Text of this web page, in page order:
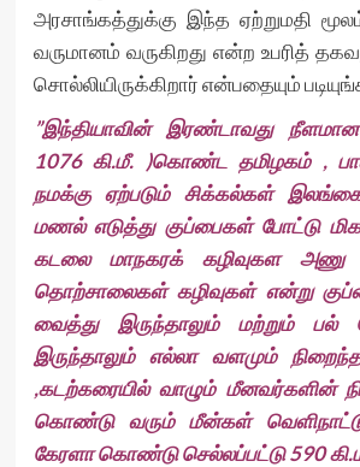
அரசாங்கத்துக்கு இந்த ஏற்றுமதி
வருமானம் வருகிறது என்ற உபரித்
சொல்லியிருக்கிறார் என்பதையும்
”இந்தியாவின் இரண்டாவது
1076 கி.மீ. )கொண்ட தமிழகம் ,
நமக்கு ஏற்படும் சிக்கல்கள்
மணல் எடுத்து குப்பைகள் போட்டு
கடலை மாநகரக் கழிவுகள அணு
தொற்சாலைகள் கழிவுகள் என்று
வைத்து இருந்தாலும் மற்றும் பல்
இருந்தாலும் எல்லா வளமும்
,கடற்கரையில் வாழும் மீனவர்களின்
கொண்டு வரும் மீன்கள் வெளிநாட்டு
கேரளா கொண்டு செல்லப்பட்டு 590